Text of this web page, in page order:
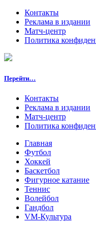
Контакты
Реклама в издании
Матч-центр
Политика
Перейти…
Контакты
Реклама в издании
Матч-центр
Политика
Главная
Футбол
Хоккей
Баскетбол
Фигурное катание
Теннис
Волейбол
Гандбол
VM-Культура